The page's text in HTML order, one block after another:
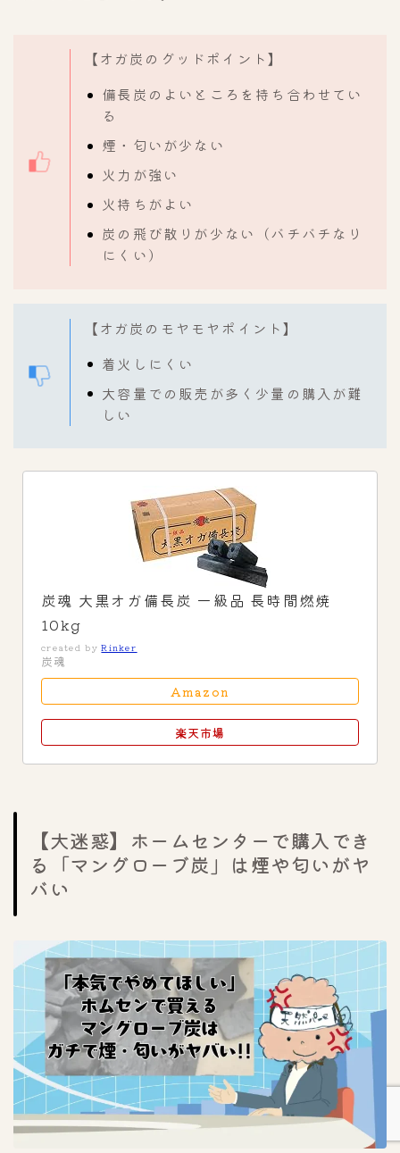
Follow Me
【オガ炭のグッドポイント】
備長炭のよいところを持ち合わせてい
る
煙・匂いが少ない
火力が強い
火持ちがよい
炭の飛び散りが少ない（バチバチなり
にくい）
【オガ炭のモヤモヤポイント】
着火しにくい
大容量での販売が多く少量の購入が難
しい
炭魂 大黒オガ備長炭 一級品 長時間燃焼
10kg
created byRinker
炭魂
Amazon
楽天市場
【大迷惑】ホームセンターで購入でき
る「マングローブ炭」は煙や匂いがヤ
バい